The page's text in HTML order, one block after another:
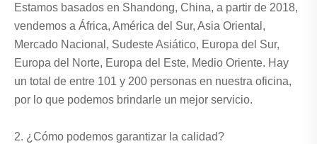
Estamos basados ​​en Shandong, China, a partir de 2018,
vendemos a África, América del Sur, Asia Oriental,
Mercado Nacional, Sudeste Asiático, Europa del Sur,
Europa del Norte, Europa del Este, Medio Oriente. Hay
un total de entre 101 y 200 personas en nuestra oficina,
por lo que podemos brindarle un mejor servicio.
2. ¿Cómo podemos garantizar la calidad?